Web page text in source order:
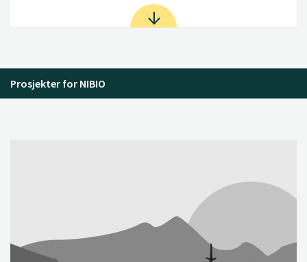
Prosjekter for NIBIO